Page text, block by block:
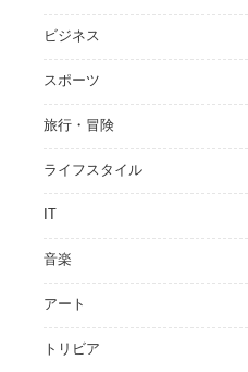
ビジネス
スポーツ
旅行・冒険
ライフスタイル
音楽
アート
トリビア